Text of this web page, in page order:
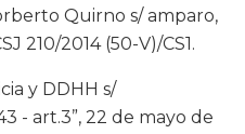
Quirno s/ amparo,
210/2014 (50-V)/CS1.
y DDHH s/
- art.3”, 22 de mayo de